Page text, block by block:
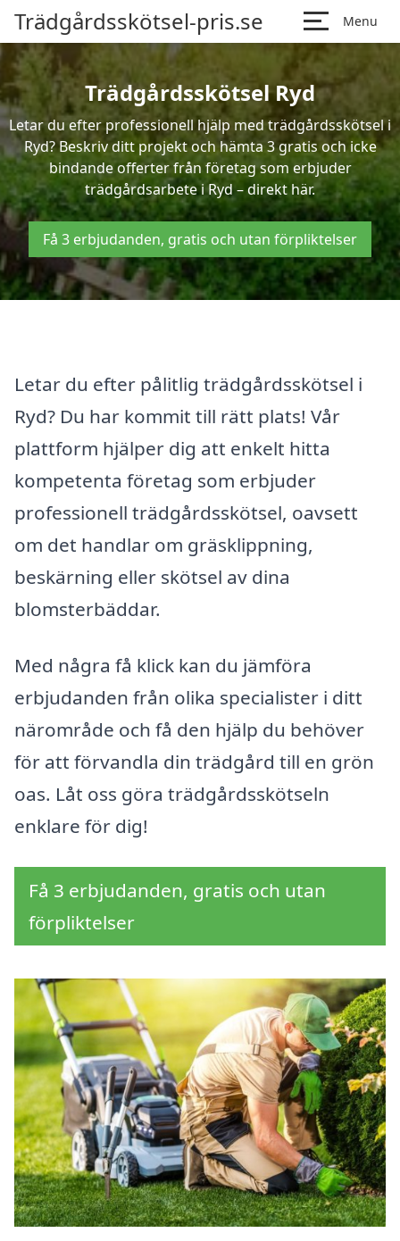
Trädgårdsskötsel-pris.se Menu
Trädgårdsskötsel Ryd
Letar du efter professionell hjälp med trädgårdsskötsel i
Ryd? Beskriv ditt projekt och hämta 3 gratis och icke
bindande offerter från företag som erbjuder
trädgårdsarbete i Ryd – direkt här.
Få 3 erbjudanden, gratis och utan förpliktelser
Letar du efter pålitlig trädgårdsskötsel i
Ryd? Du har kommit till rätt plats! Vår
plattform hjälper dig att enkelt hitta
kompetenta företag som erbjuder
professionell trädgårdsskötsel, oavsett
om det handlar om gräsklippning,
beskärning eller skötsel av dina
blomsterbäddar.
Med några få klick kan du jämföra
erbjudanden från olika specialister i ditt
närområde och få den hjälp du behöver
för att förvandla din trädgård till en grön
oas. Låt oss göra trädgårdsskötseln
enklare för dig!
Få 3 erbjudanden, gratis och utan
förpliktelser